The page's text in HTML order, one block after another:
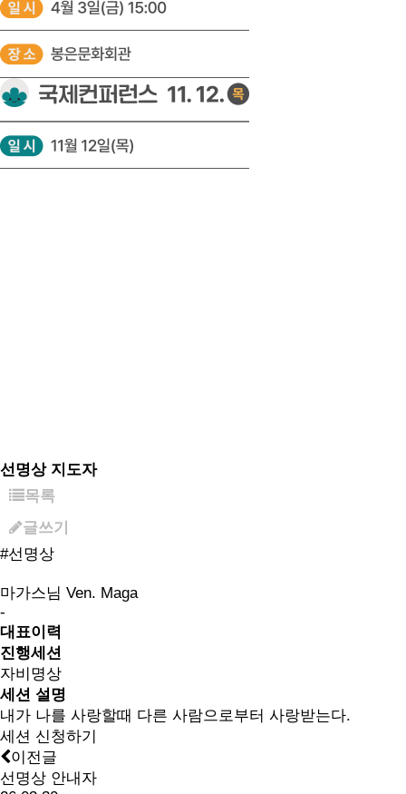
선명상 지도자
목록
글쓰기
#선명상
마가스님 Ven. Maga
-
대표이력
진행세션
자비명상
세션 설명
내가 나를 사랑할때 다른 사람으로부터 사랑받는다.
세션 신청하기
이전글
선명상 안내자